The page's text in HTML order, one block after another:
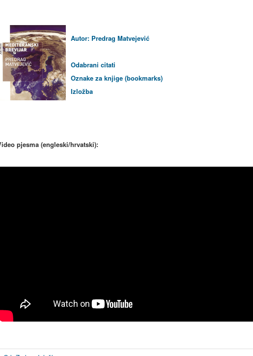
Autor: Predrag Matvejević
Odabrani citati
Oznake za knjige (bookmarks)
Izložba
pjesma (engleski/hrvatski):